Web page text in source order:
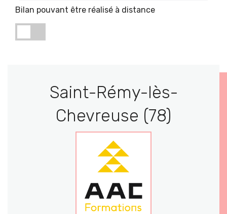
Bilan pouvant être réalisé à distance
Saint-Rémy-lès-
Chevreuse (78)